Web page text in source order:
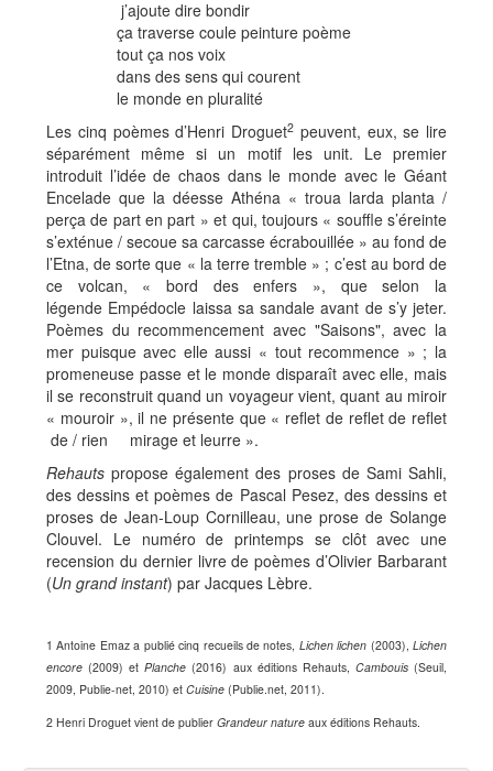
j’ajoute dire bondir
ça traverse coule peinture poème
tout ça nos voix
dans des sens qui courent
le monde en pluralité
Les cinq poèmes d’Henri Droguet2 peuvent, eux, se lire
séparément même si un motif les unit. Le premier
introduit l’idée de chaos dans le monde avec le Géant
Encelade que la déesse Athéna « troua larda planta /
perça de part en part » et qui, toujours « souffle s’éreinte
s’exténue / secoue sa carcasse écrabouillée » au fond de
l’Etna, de sorte que « la terre tremble » ; c’est au bord de
ce volcan, « bord des enfers », que selon la
légende Empédocle laissa sa sandale avant de s’y jeter.
Poèmes du recommencement avec "Saisons", avec la
mer puisque avec elle aussi « tout recommence » ; la
promeneuse passe et le monde disparaît avec elle, mais
il se reconstruit quand un voyageur vient, quant au miroir
« mouroir », il ne présente que « reflet de reflet de reflet
de / rien mirage et leurre ».
Rehautspropose également des proses de Sami Sahli,
des dessins et poèmes de Pascal Pesez, des dessins et
proses de Jean-Loup Cornilleau, une prose de Solange
Clouvel. Le numéro de printemps se clôt avec une
recension du dernier livre de poèmes d’Olivier Barbarant
(Un grand instant) par Jacques Lèbre.
1 Antoine Emaz a publié cinq recueils de notes, Lichen lichen (2003),Lichen
encore (2009) etPlanche (2016) aux éditions Rehauts, Cambouis(Seuil,
2009, Publie-net, 2010) et Cuisine (Publie.net, 2011).
2 Henri Droguet vient de publier Grandeur nature aux éditions Rehauts.